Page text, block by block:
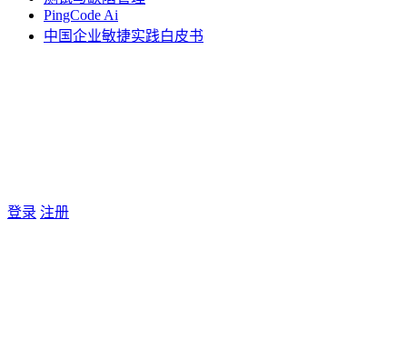
PingCode Ai
中国企业敏捷实践白皮书
登录 注册